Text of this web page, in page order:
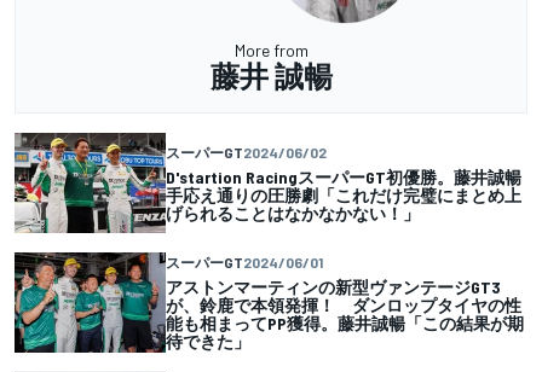
More from
藤井 誠暢
スーパーGT2024/06/02
D'startion RacingスーパーGT初優勝。藤井誠暢
手応え通りの圧勝劇「これだけ完璧にまとめ上
げられることはなかなかない！」
スーパーGT2024/06/01
アストンマーティンの新型ヴァンテージGT3
が、鈴鹿で本領発揮！ ダンロップタイヤの性
能も相まってPP獲得。藤井誠暢「この結果が期
待できた」